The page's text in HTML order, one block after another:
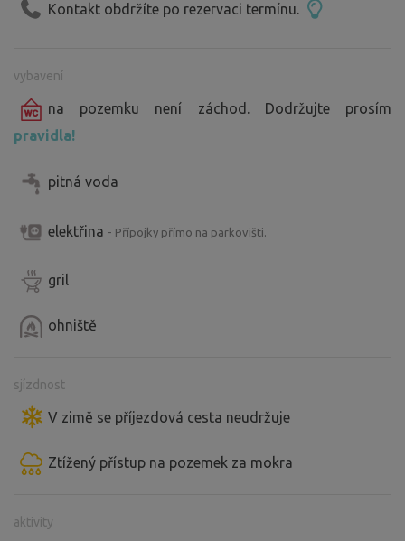
Kontakt obdržíte po rezervaci termínu.
vybavení
na pozemku není záchod. Dodržujte prosím
pravidla!
pitná voda
elektřina - Přípojky přímo na parkovišti.
gril
ohniště
sjízdnost
V zimě se příjezdová cesta neudržuje
Ztížený přístup na pozemek za mokra
aktivity